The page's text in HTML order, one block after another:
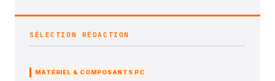
SÉLECTION RÉDACTION
MATÉRIEL & COMPOSANTS PC